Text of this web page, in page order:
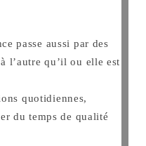
passe aussi par des
l’autre qu’il ou elle est
quotidiennes,
du temps de qualité